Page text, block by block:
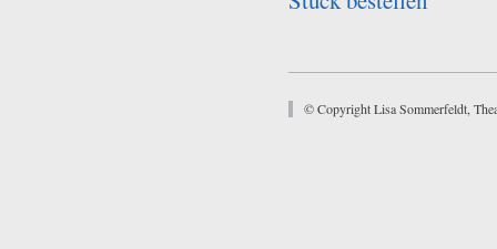
© Copyright Lisa Sommerfeldt,